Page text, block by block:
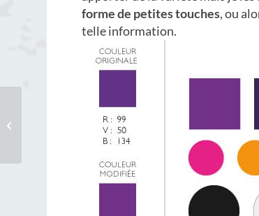
forme de petites touches, ou
telle information.
Création d’un flyer
bilingue pour Christine